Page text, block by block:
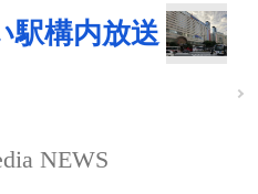
駅構内放送
NEWS